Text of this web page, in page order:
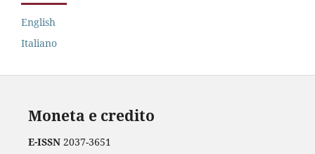
English
Italiano
Moneta e credito
E-ISSN2037-3651